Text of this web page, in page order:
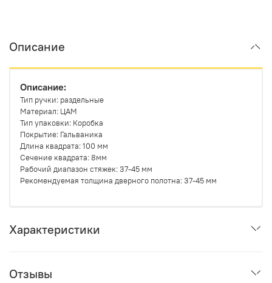
Описание
Описание:
Тип ручки: раздельные
Материал: ЦАМ
Тип упаковки: Коробка
Покрытие: Гальваника
Длина квадрата: 100 мм
Сечение квадрата: 8мм
Рабочий диапазон стяжек: 37-45 мм
Рекомендуемая толщина дверного полотна: 37-45 мм
Характеристики
Отзывы